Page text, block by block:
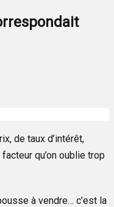
de taux d’intérêt,
qu’on oublie trop
à vendre… c’est la